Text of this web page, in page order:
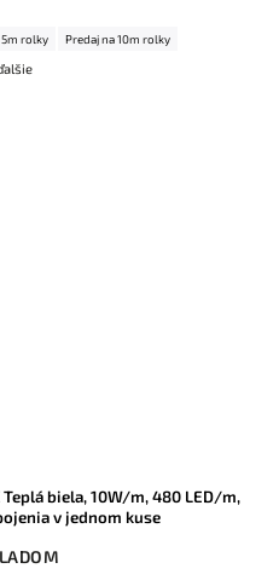
5m rolky Predaj na 10m rolky
Teplá biela, 10W/m, 480 LED/m,
v jednom kuse